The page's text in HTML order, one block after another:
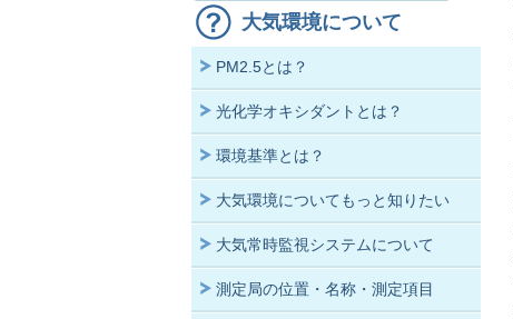
大気環境について
PM2.5とは？
光化学オキシダントとは？
環境基準とは？
大気環境についてもっと知りたい
大気常時監視システムについて
測定局の位置・名称・測定項目